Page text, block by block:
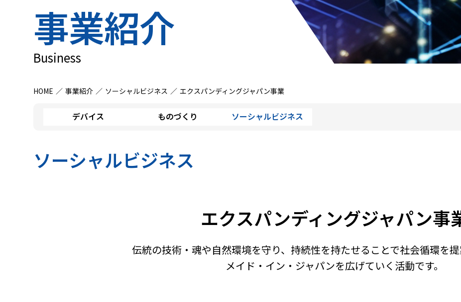
事業紹介
Business
HOME 事業紹介 ソーシャルビジネス エクスパンディングジャパン事業
デバイス ものづくり ソーシャルビジネス
ソーシャルビジネス
エクスパンディングジャパン事
伝統の技術・魂や自然環境を守り、 持続性を持たせることで社会循環を提
メイド・イン・ジャパンを広げていく活動です。